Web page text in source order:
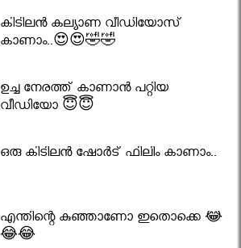
കിടിലൻ കല്യാണ വീഡിയോസ്
കാണാം..😍😍🤣🤣
ഉച്ച നേരത്ത് കാണാൻ പറ്റിയ
വീഡിയോ 😇😇
ഒരു കിടിലൻ ഷോർട് ഫിലിം കാണാം..
എന്തിന്റെ കുഞ്ഞാണോ ഇതൊക്കെ 😂
😂😂